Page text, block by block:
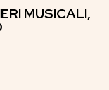
MUSICALI,